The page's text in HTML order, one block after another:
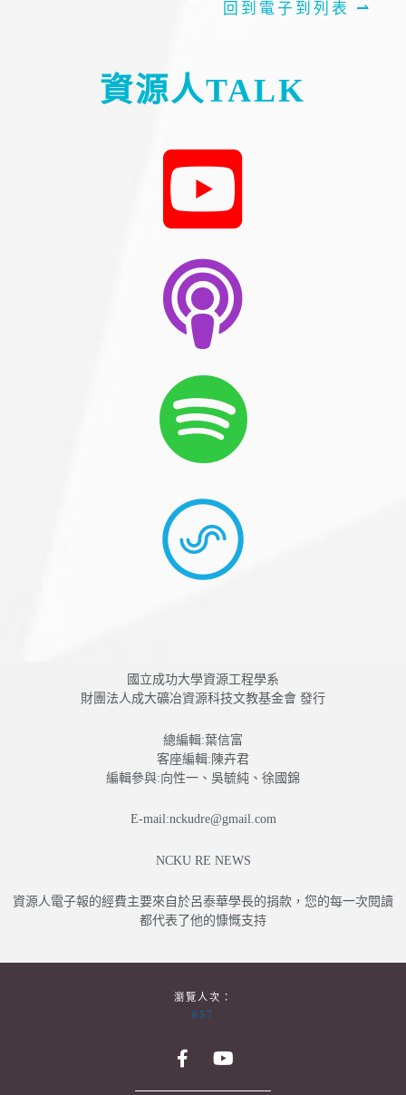
回到電子到列表 ⇀
資源人TALK
國立成功大學資源工程學系
財團法人成大礦冶資源科技文教基金會 發行
總編輯:葉信富
客座編輯:陳卉君
編輯參與:向性一、吳毓純、徐國錦
E-mail:nckudre@gmail.com
NCKU RE NEWS
資源人電子報的經費主要來自於呂泰華學長的捐款，您的每一次閱讀
都代表了他的慷慨支持
瀏覽人次：
657